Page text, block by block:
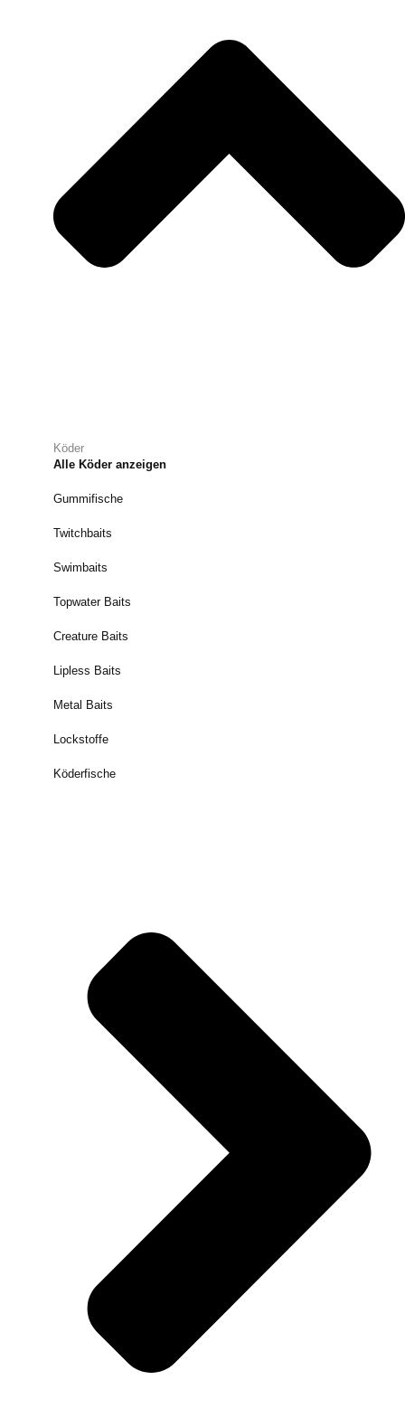
Köder
Alle Köder anzeigen
Gummifische
Twitchbaits
Swimbaits
Topwater Baits
Creature Baits
Lipless Baits
Metal Baits
Lockstoffe
Köderfische